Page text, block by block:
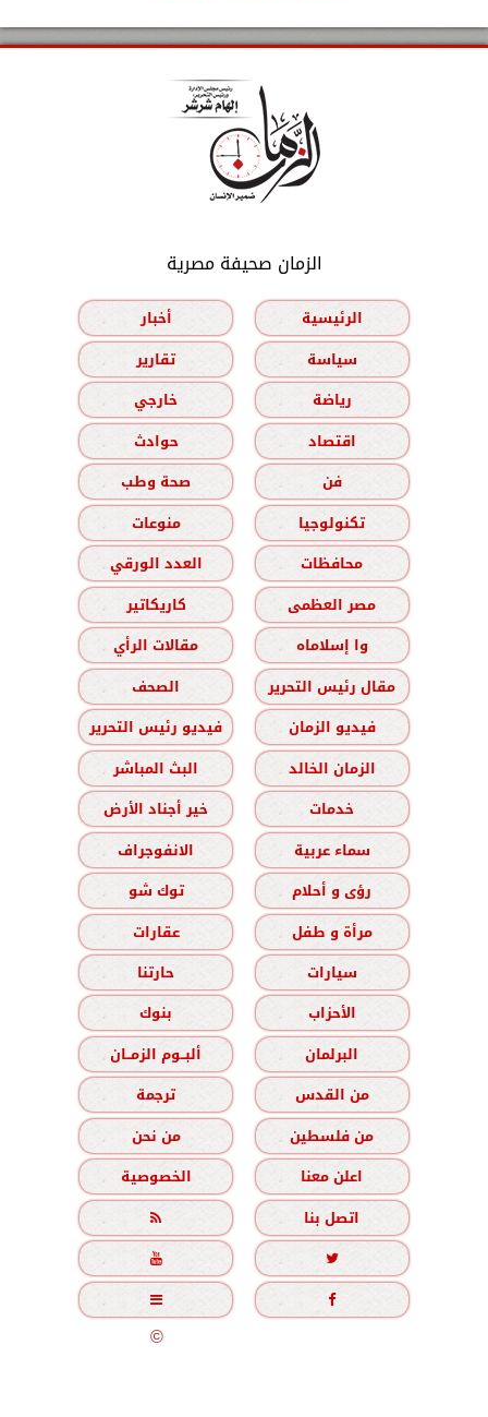
الزمان صحيفة مصرية
الرئيسية
أخبار
سياسة
تقارير
رياضة
خارجي
اقتصاد
حوادث
فن
صحة وطب
تكنولوجيا
منوعات
محافظات
العدد الورقي
مصر العظمى
كاريكاتير
وا إسلاماه
مقالات الرأي
مقال رئيس التحرير
الصحف
فيديو الزمان
فيديو رئيس التحرير
الزمان الخالد
البث المباشر
خدمات
خير أجناد الأرض
سماء عربية
الانفوجراف
رؤى و أحلام
توك شو
مرأة و طفل
عقارات
سيارات
حارتنا
الأحزاب
بنوك
البرلمان
ألبــوم الزمــان
من القدس
ترجمة
من فلسطين
من نحن
اعلن معنا
الخصوصية
اتصل بنا





جميع الحقوق محفوظة©